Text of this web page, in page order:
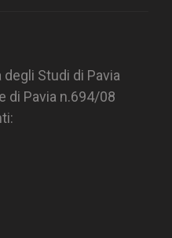
degli Studi di Pavia
di Pavia n.694/08